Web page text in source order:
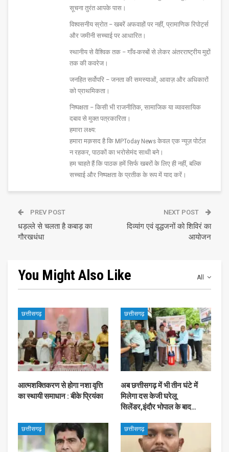
सूचना तुरंत आपके पास।
विश्वसनीय स्रोत – खबरें अफवाहों पर नहीं, प्रामाणिक रिपोर्ट्स
और जमीनी सच्चाई पर आधारित।
स्थानीय से वैश्विक तक – गाँव-कस्बों से लेकर अंतरराष्ट्रीय मुद्दों
तक की कवरेज।
जनहित सर्वोपरि – जनता की समस्याओं, आवाज़ और अधिकारों
को प्राथमिकता।
निष्पक्षता – किसी भी राजनीतिक, सामाजिक या व्यावसायिक
दबाव से मुक्त पत्रकारिता।
हमारा लक्ष्य:
हमारा मक़सद है कि MPToday News केवल एक न्यूज़ पोर्टल
न रहकर, पाठकों का भरोसेमंद साथी बने।
हम चाहते हैं कि पाठक हमें सिर्फ खबरों के लिए ही नहीं, बल्कि
सच्चाई और निष्पक्षता के प्रतीक के रूप में याद करें।
PREV POST
धड़ल्ले से चलता है कबाड़ का
गौरखधंधा
NEXT POST
दिव्यांग एवं वृद्धजनों को शिविरं का
आयोजन
All
You Might Also Like
छत्तीसगढ़
आत्मशक्तिकरण से होगा नशा वृत्ति
का स्थायी समाधान : बीके प्रियंका
छत्तीसगढ़
अब छत्तीसगढ़ में भी तीन घंटे में
मिलेगा दस केजी घरेलू
सिलेंडर,इंदौर भोपाल के बाद…
छत्तीसगढ़ छत्तीसगढ़